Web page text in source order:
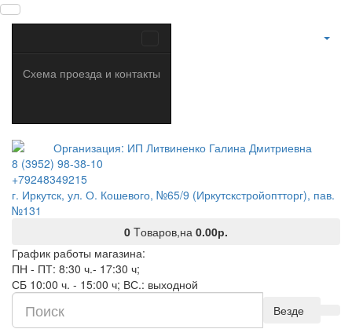
Схема проезда и контакты
8 (3952) 98-38-10
+79248349215
г. Иркутск, ул. О. Кошевого, №65/9 (Иркутскстройоптторг), пав.
№131
0 Tоваров,на 0.00р.
График работы магазина:
ПН - ПТ: 8:30 ч.- 17:30 ч;
СБ 10:00 ч. - 15:00 ч; ВС.: выходной
Везде